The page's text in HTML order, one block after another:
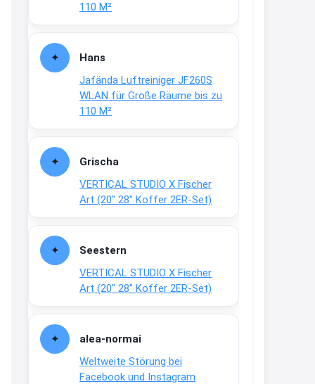
110 M²
Hans
Jafända Luftreiniger JF260S
WLAN für Große Räume bis zu
110 M²
Grischa
VERTICAL STUDIO X Fischer
Art (20″ 28″ Koffer 2ER-Set)
Seestern
VERTICAL STUDIO X Fischer
Art (20″ 28″ Koffer 2ER-Set)
alea-normai
Weltweite Störung bei
Facebook und Instagram
Ab diesem Jahr gibt es keine
Fielmann-Blinkis mehr / wurde
www.fielmann-
group.com/blinkis...
13:44
dich zu sehen, alles gut?
15:01
An 01.08. / Sensodyne Rabatt 3€
/ max. 15.000www.erlebe-
↩